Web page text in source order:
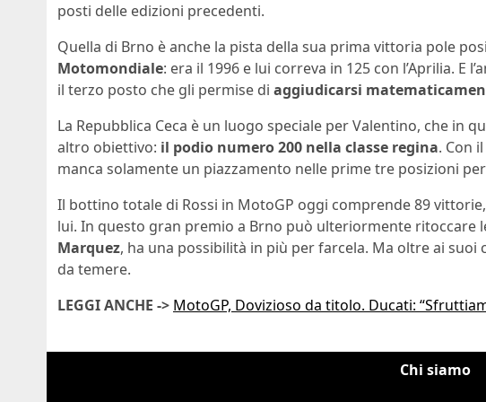
posti delle edizioni precedenti.
Quella di Brno è anche la pista della sua prima vittoria pole
Motomondiale: era il 1996 e lui correva in 125 con l’Aprilia. E
il terzo posto che gli permise di aggiudicarsi
La Repubblica Ceca è un luogo speciale per Valentino, che in
altro obiettivo: il podio numero 200 nella classe regina. Con
manca solamente un piazzamento nelle prime tre posizioni
Il bottino totale di Rossi in MotoGP oggi comprende 89
lui. In questo gran premio a Brno può ulteriormente ritoccare
Marquez, ha una possibilità in più per farcela. Ma oltre ai suoi
da temere.
LEGGI ANCHE -> MotoGP, Dovizioso da titolo. Ducati:
Chi siamo